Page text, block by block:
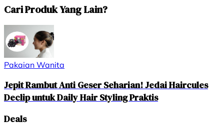
Cari Produk Yang Lain?
Pakaian Wanita
Jepit Rambut Anti Geser Seharian! Jedai Haircules
Declip untuk Daily Hair Styling Praktis
Deals